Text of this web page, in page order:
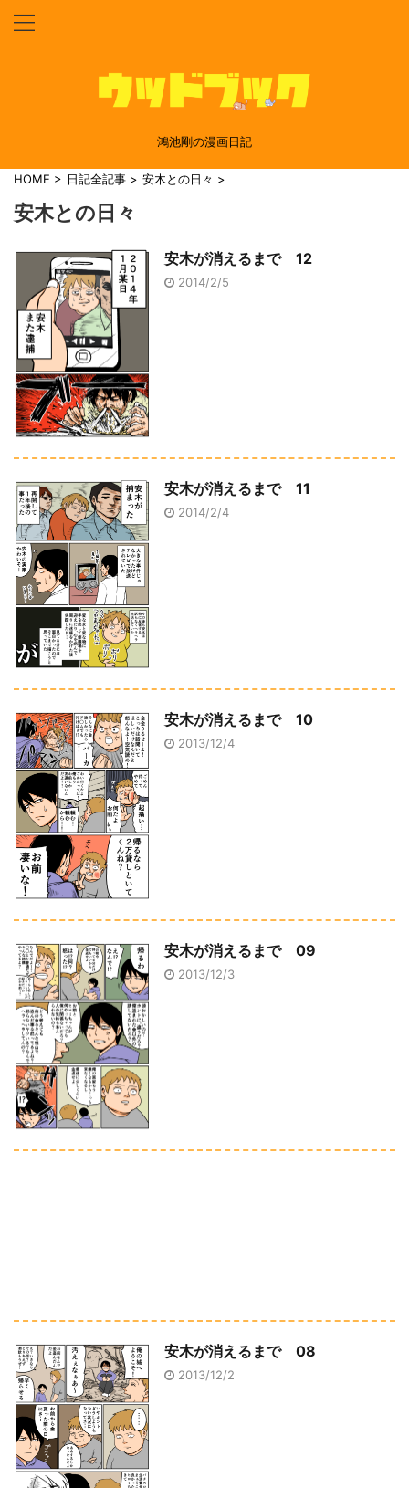
鴻池剛の漫画日記
HOME > 日記全記事 > 安木との日々 >
安木との日々
安木が消えるまで 12
2014/2/5
安木が消えるまで 11
2014/2/4
安木が消えるまで 10
2013/12/4
安木が消えるまで 09
2013/12/3
安木が消えるまで 08
2013/12/2